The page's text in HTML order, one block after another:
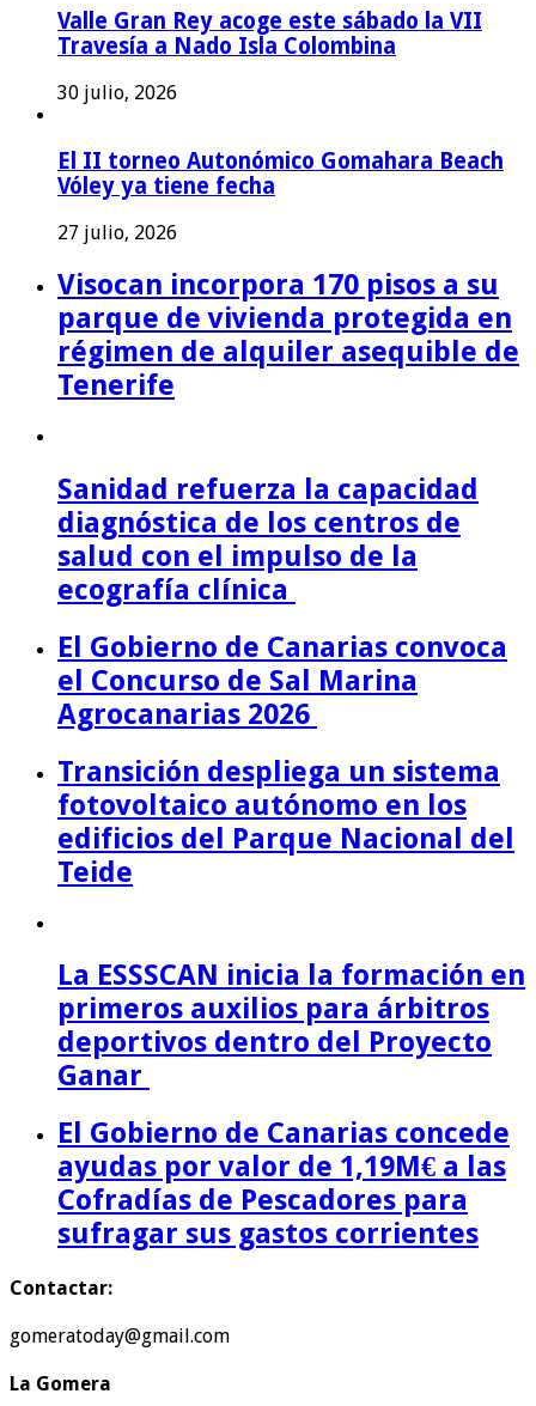
Valle Gran Rey acoge este sábado la VII
Travesía a Nado Isla Colombina
30 julio, 2026
El II torneo Autonómico Gomahara Beach
Vóley ya tiene fecha
27 julio, 2026
Visocan incorpora 170 pisos a su
parque de vivienda protegida en
régimen de alquiler asequible de
Tenerife
Sanidad refuerza la capacidad
diagnóstica de los centros de
salud con el impulso de la
ecografía clínica
El Gobierno de Canarias convoca
el Concurso de Sal Marina
Agrocanarias 2026
Transición despliega un sistema
fotovoltaico autónomo en los
edificios del Parque Nacional del
Teide
La ESSSCAN inicia la formación en
primeros auxilios para árbitros
deportivos dentro del Proyecto
Ganar
El Gobierno de Canarias concede
ayudas por valor de 1,19M€ a las
Cofradías de Pescadores para
sufragar sus gastos corrientes
Contactar:
gomeratoday@gmail.com
La Gomera